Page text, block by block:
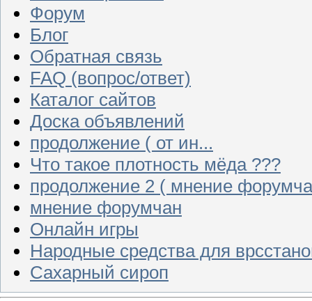
Форум
Блог
Обратная связь
FAQ (вопрос/ответ)
Каталог сайтов
Доска объявлений
продолжение ( от ин...
Что такое плотность мёда ???
продолжение 2 ( мнение
мнение форумчан
Онлайн игры
Народные средства для
Сахарный сироп